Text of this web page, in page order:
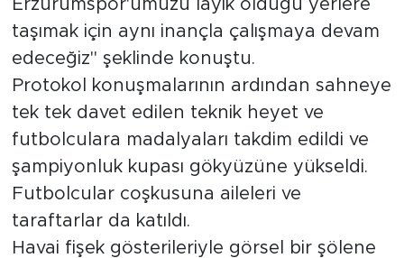
Erzurumspor'umuzu layık olduğu yerlere
taşımak için aynı inançla çalışmaya devam
edeceğiz" şeklinde konuştu.
Protokol konuşmalarının ardından sahneye
tek tek davet edilen teknik heyet ve
futbolculara madalyaları takdim edildi ve
şampiyonluk kupası gökyüzüne yükseldi.
Futbolcular coşkusuna aileleri ve
taraftarlar da katıldı.